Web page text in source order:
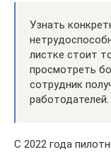
Узнать
листке стоит
просмотреть
сотрудник
работодателей.
С 2022 года